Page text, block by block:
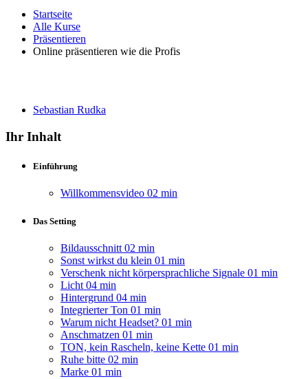
Startseite
Alle Kurse
Präsentieren
Online präsentieren wie die Profis
Sebastian Rudka
Ihr Inhalt
Einführung
Willkommensvideo 02 min
Das Setting
Bildausschnitt 02 min
Sonst wirkst du klein 01 min
Verschenk nicht körpersprachliche Signale 01 min
Licht 04 min
Hintergrund 04 min
Integrierter Ton 01 min
Warum nicht Headset? 01 min
Anschmatzen 01 min
TON, kein Rascheln, keine Kette 01 min
Ruhe bitte 02 min
Marke 01 min